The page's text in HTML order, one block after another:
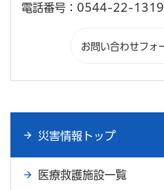
電話番号：0544-22-1319
災害情報トップ
医療救護施設一覧